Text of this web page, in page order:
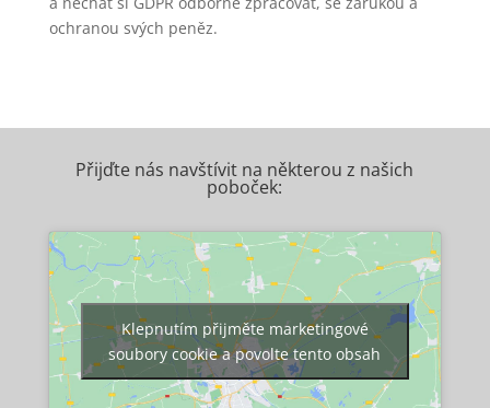
ochranou svých peněz.
Přijďte nás navštívit na některou z našich
poboček:
Klepnutím přijměte marketingové
soubory cookie a povolte tento obsah